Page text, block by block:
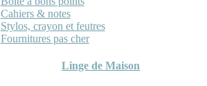
Cahiers & notes
Stylos, crayon et feutres
Fournitures pas cher
Linge de Maison